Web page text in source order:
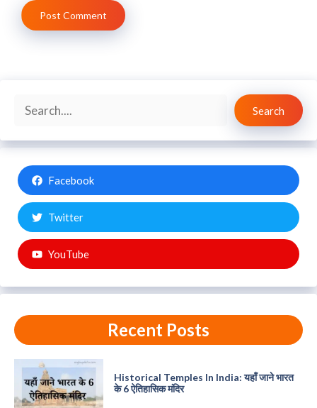
Search
Search
Facebook
Twitter
YouTube
Recent Posts
Historical Temples In India: यहाँ जाने भारत
के 6 ऐतिहासिक मंदिर